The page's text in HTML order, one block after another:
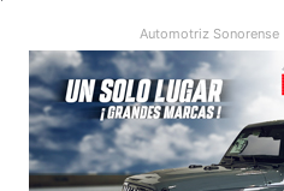
Automotriz Sonorense